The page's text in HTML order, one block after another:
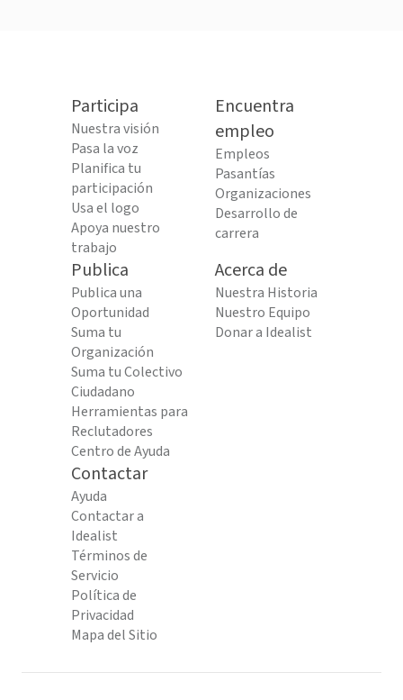
Participa
Nuestra visión
Pasa la voz
Planifica tu
participación
Usa el logo
Apoya nuestro
trabajo
Encuentra
empleo
Empleos
Pasantías
Organizaciones
Desarrollo de
carrera
Publica
Publica una
Oportunidad
Suma tu
Organización
Suma tu Colectivo
Ciudadano
Herramientas para
Reclutadores
Centro de Ayuda
Acerca de
Nuestra Historia
Nuestro Equipo
Donar a Idealist
Contactar
Ayuda
Contactar a
Idealist
Términos de
Servicio
Política de
Privacidad
Mapa del Sitio